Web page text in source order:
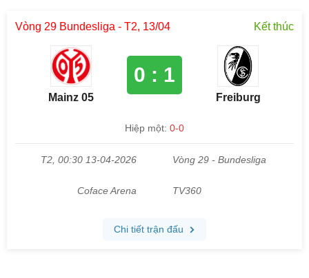
Vòng 29 Bundesliga - T2, 13/04 Kết thúc
Mainz 05
0 : 1
Freiburg
Hiệp một: 0-0
T2, 00:30 13-04-2026 Vòng 29 - Bundesliga
Coface Arena TV360
Chi tiết trận đấu